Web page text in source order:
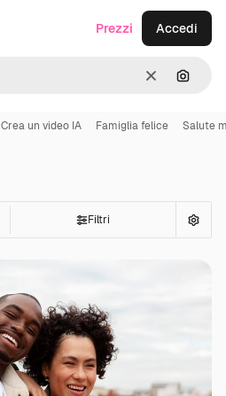
CancellaCerca
Prezzi Accedi
Crea un video IA Famiglia felice Salute
Filtri